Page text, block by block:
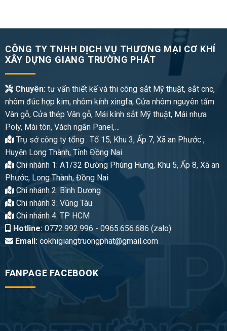
CÔNG TY TNHH DỊCH VỤ THƯƠNG MẠI CƠ KHÍ
XÂY DỰNG GIANG TRƯỜNG PHÁT
Chuyên:tư vấn thiết kế và thi công sắt Mỹ thuật, sắt cnc,
nhôm đúc hợp kim, nhôm kính xingfa, Cửa nhôm nguyên tấm
Vân gỗ, Cửa thép Vân gỗ, Mái kính sắt Mỹ thuật, Mái nhựa
Poly, Mái tôn, Vách ngăn Panel,…
Trụ sở công ty tổng : Tổ 15, Khu 3, Ấp 7, Xã an Phước ,
Huyện Long Thành, Tỉnh Đồng Nai
Chi nhánh 1: A1/32 Đường Phùng Hưng, Khu 5, Ấp 8, Xã an
Phước, Long Thành, Đồng Nai
Chi nhánh 2: Bình Dương
Chi nhánh 3: Vũng Tàu
Chi nhánh 4: TP HCM
Hotline:0772.992.996 - 0965.656.686 (zalo)
Email:cokhigiangtruongphat@gmail.com
FANPAGE FACEBOOK